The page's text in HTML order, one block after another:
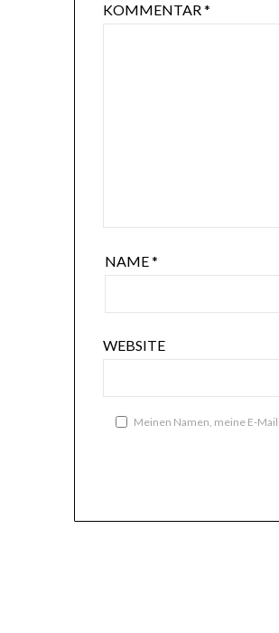
KOMMENTAR*
NAME*
WEBSITE
Meinen Namen, meine E-